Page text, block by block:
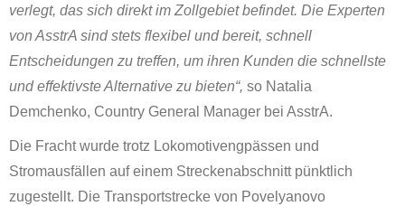
verlegt, das sich direkt im Zollgebiet befindet. Die Experten
von AsstrA sind stets flexibel und bereit, schnell
Entscheidungen zu treffen, um ihren Kunden die schnellste
und effektivste Alternative zu bieten“, so Natalia
Demchenko, Country General Manager bei AsstrA.
Die Fracht wurde trotz Lokomotivengpässen und
Stromausfällen auf einem Streckenabschnitt pünktlich
zugestellt. Die Transportstrecke von Povelyanovo